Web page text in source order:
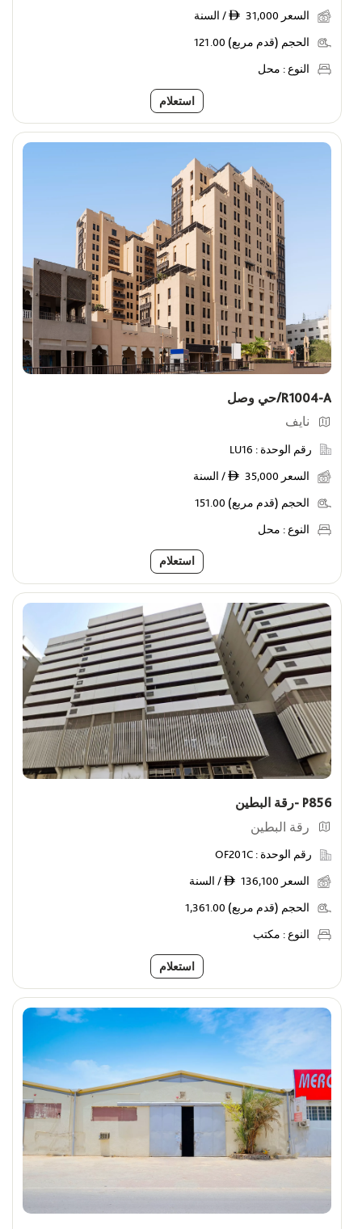
السعر ê 31,000 / السنة
الحجم (قدم مربع) 121.00
النوع : محل
استعلام
R1004-A/حي وصل
نايف
رقم الوحدة : LU16
السعر ê 35,000 / السنة
الحجم (قدم مربع) 151.00
النوع : محل
استعلام
P856 -رقة البطين
رقة البطين
رقم الوحدة : OF201C
السعر ê 136,100 / السنة
الحجم (قدم مربع) 1,361.00
النوع : مكتب
استعلام